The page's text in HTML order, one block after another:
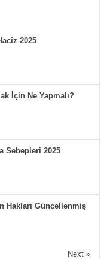
2025
İçin Ne Yapmalı?
Sebepleri 2025
Hakları Güncellenmiş
Next »